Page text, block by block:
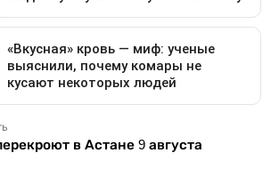
в Астане 9 августа